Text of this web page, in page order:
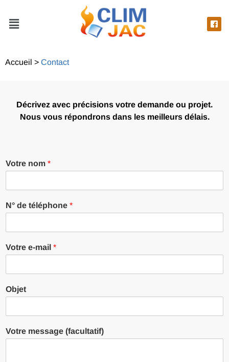
Accueil > Contact
Décrivez avec précisions votre demande ou projet.
Nous vous répondrons dans les meilleurs délais.
Votre nom *
N° de téléphone *
Votre e-mail *
Objet
Votre message (facultatif)